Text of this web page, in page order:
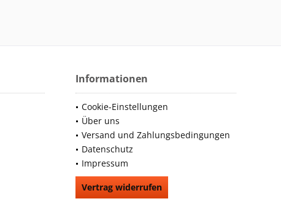
Informationen
Cookie-Einstellungen
Über uns
Versand und Zahlungsbedingungen
Datenschutz
Impressum
Vertrag widerrufen